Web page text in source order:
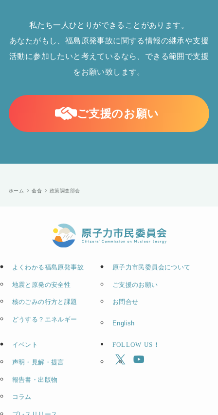
私たち一人ひとりができることがあります。
あなたがもし、福島原発事故に関する情報の継承や支援
活動に参加したいと考えているなら、できる範囲で支援
をお願い致します。
ご支援のお願い
ホーム 会合 政策調査部会
よくわかる福島原発事故
地震と原発の安全性
核のごみの行方と課題
どうする？エネルギー
イベント
声明・見解・提言
報告書・出版物
コラム
原子力市民委員会について
ご支援のお願い
お問合せ
English
FOLLOW US！